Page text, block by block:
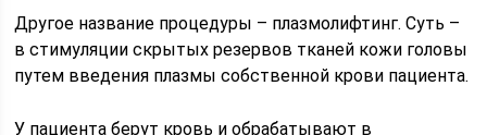
Другое название процедуры – плазмолифтинг. Суть –
в стимуляции скрытых резервов тканей кожи головы
путем введения плазмы собственной крови пациента.
У пациента берут кровь и обрабатывают в